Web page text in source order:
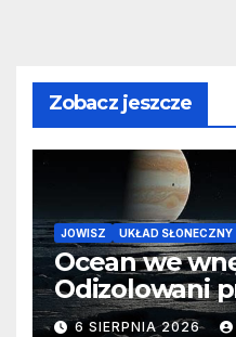
Zobacz jeszcze
JOWISZ UKŁAD SŁONECZNY
Ocean we
Odizolowani
barierę
6 SIERPNIA 2026